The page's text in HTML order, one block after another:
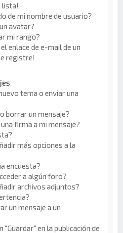
lista!
de mi nombre de usuario?
avatar?
mi rango?
enlace de e-mail de un
registre!
tema o enviar una
borrar un mensaje?
firma a mi mensaje?
más opciones a la
encuesta?
a algún foro?
archivos adjuntos?
un mensaje a un
"Guardar" en la publicación de